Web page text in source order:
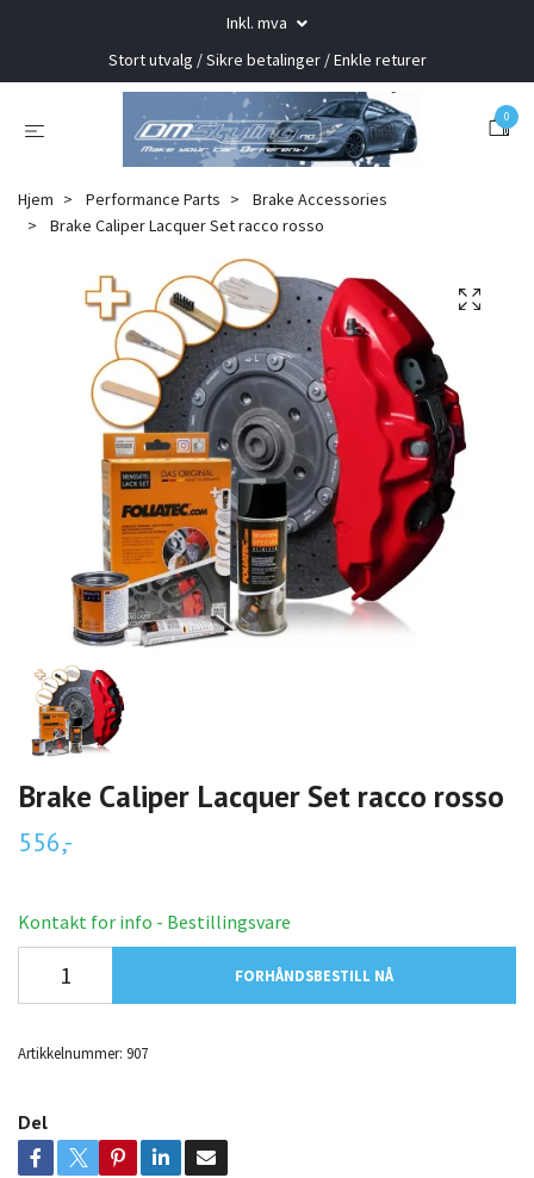
Inkl. mva
Stort utvalg / Sikre betalinger / Enkle returer
0
Hjem Performance Parts
Brake Accessories
Brake Caliper Lacquer Set racco rosso
Brake Caliper Lacquer Set racco rosso
556,-
Kontakt for info - Bestillingsvare
FORHÅNDSBESTILL NÅ
Artikkelnummer: 907
Del